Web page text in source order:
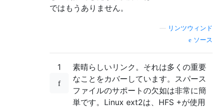
ではもうありません。
リンツウィンド
ソース
1
素晴らしいリンク。それは多くの重要
なことをカバーしています。スパース
ファイルのサポートの欠如は非常に簡
単です。Linux ext2は、HFS +が使用